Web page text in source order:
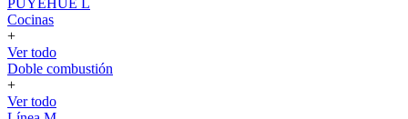
PUYEHUE L
Cocinas
+
Ver todo
Doble combustión
+
Ver todo